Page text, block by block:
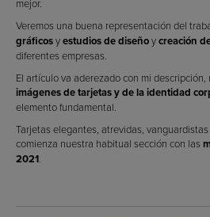
Veremos una buena representación del
gráficosyestudios de diseñoycreación
diferentes empresas.
El artículo va aderezado con mi descripción,
imágenes de tarjetas y de la identidad
elemento fundamental.
Tarjetas elegantes, atrevidas,
comienza nuestra habitual sección con las
2021